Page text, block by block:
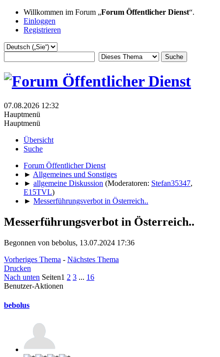
Willkommen im Forum „Forum Öffentlicher Dienst“.
Einloggen
Registrieren
07.08.2026 12:32
Hauptmenü
Hauptmenü
Übersicht
Suche
Forum Öffentlicher Dienst
► Allgemeines und Sonstiges
► allgemeine Diskussion (Moderatoren: Stefan35347,
E15TVL)
► Messerführungsverbot in Österreich..
Messerführungsverbot in Österreich..
Begonnen von bebolus, 13.07.2024 17:36
Vorheriges Thema - Nächstes Thema
Drucken
Nach unten Seiten1 2 3 ... 16
Benutzer-Aktionen
bebolus